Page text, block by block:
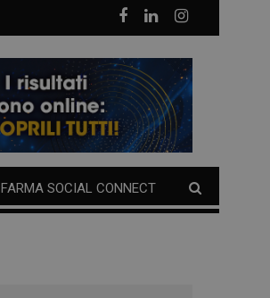
FARMA SOCIAL CONNECT